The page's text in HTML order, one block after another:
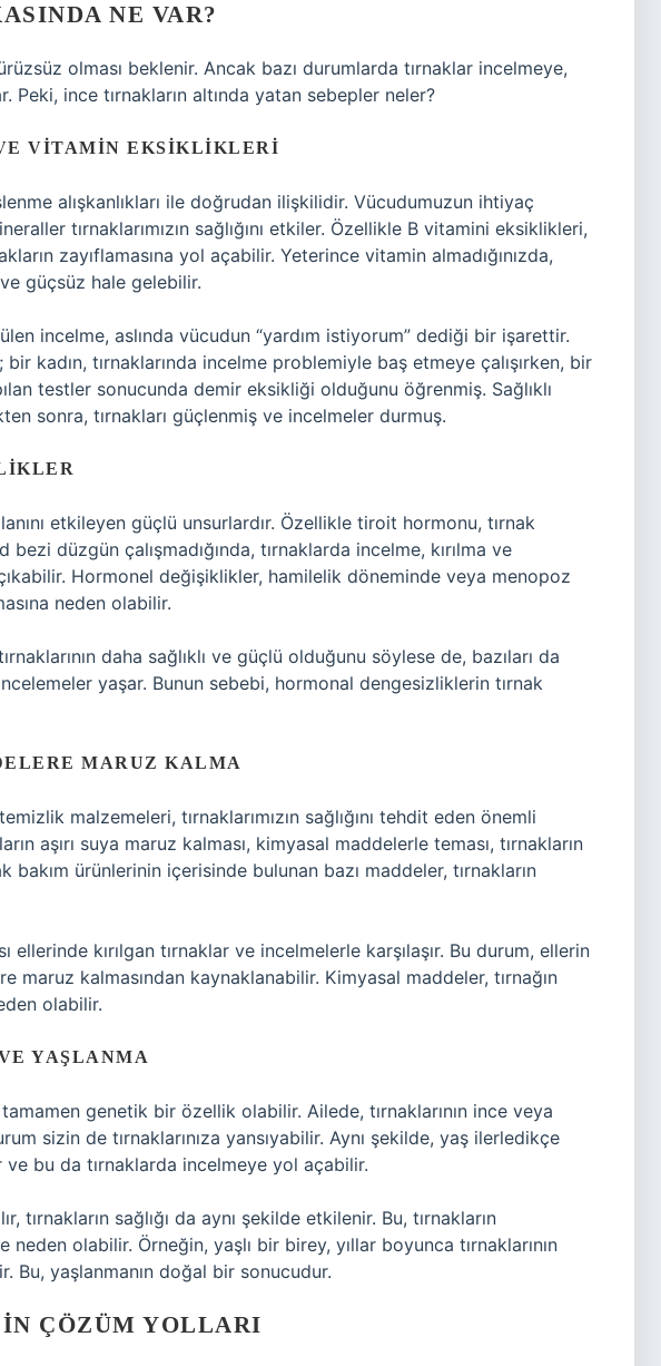
NE VAR?
olması beklenir. Ancak bazı durumlarda tırnaklar incelmeye,
Peki, ince tırnakların altında yatan sebepler neler?
VITAMIN EKSIKLIKLERI
alışkanlıkları ile doğrudan ilişkilidir. Vücudumuzun ihtiyaç
tırnaklarımızın sağlığını etkiler. Özellikle B vitamini eksiklikleri,
zayıflamasına yol açabilir. Yeterince vitamin almadığınızda,
ve güçsüz hale gelebilir.
incelme, aslında vücudun “yardım istiyorum” dediği bir işarettir.
kadın, tırnaklarında incelme problemiyle baş etmeye çalışırken, bir
testler sonucunda demir eksikliği olduğunu öğrenmiş. Sağlıklı
sonra, tırnakları güçlenmiş ve incelmeler durmuş.
etkileyen güçlü unsurlardır. Özellikle tiroit hormonu, tırnak
bezi düzgün çalışmadığında, tırnaklarda incelme, kırılma ve
Hormonel değişiklikler, hamilelik döneminde veya menopoz
neden olabilir.
daha sağlıklı ve güçlü olduğunu söylese de, bazıları da
yaşar. Bunun sebebi, hormonal dengesizliklerin tırnak
MARUZ KALMA
malzemeleri, tırnaklarımızın sağlığını tehdit eden önemli
aşırı suya maruz kalması, kimyasal maddelerle teması, tırnakların
bakım ürünlerinin içerisinde bulunan bazı maddeler, tırnakların
kırılgan tırnaklar ve incelmelerle karşılaşır. Bu durum, ellerin
maruz kalmasından kaynaklanabilir. Kimyasal maddeler, tırnağın
olabilir.
YAŞLANMA
tamamen genetik bir özellik olabilir. Ailede, tırnaklarının ince veya
sizin de tırnaklarınıza yansıyabilir. Aynı şekilde, yaş ilerledikçe
ve bu da tırnaklarda incelmeye yol açabilir.
tırnakların sağlığı da aynı şekilde etkilenir. Bu, tırnakların
olabilir. Örneğin, yaşlı bir birey, yıllar boyunca tırnaklarının
Bu, yaşlanmanın doğal bir sonucudur.
ÇÖZÜM YOLLARI